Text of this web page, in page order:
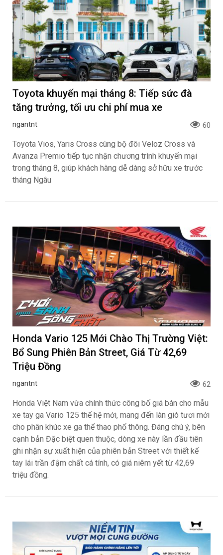
Toyota khuyến mại tháng 8: Tiếp sức đà
tăng trưởng, tối ưu chi phí mua xe
ngantnt 60
Toyota Vios, Yaris Cross cùng bộ đôi Veloz Cross và
Avanza Premio tiếp tục nhận chương trình khuyến mại
trong tháng 8, giúp khách hàng dễ dàng sở hữu xe trước
tháng Ngâu
Honda Vario 125 Mới Chào Thị Trường Việt:
Bổ Sung Phiên Bản Street, Giá Từ 42,69
Triệu Đồng
ngantnt 62
Honda Việt Nam vừa chính thức công bố giá bán cho mẫu
xe tay ga Vario 125 thế hệ mới, mang đến làn gió tươi mới
cho phân khúc xe ga thể thao phổ thông. Đáng chú ý, bên
cạnh bản Đặc biệt quen thuộc, dòng xe này lần đầu tiên
ghi nhận sự xuất hiện của phiên bản Street với thiết kế
tay lái trần đậm chất cá tính, có giá niêm yết từ 42,69
triệu đồng.